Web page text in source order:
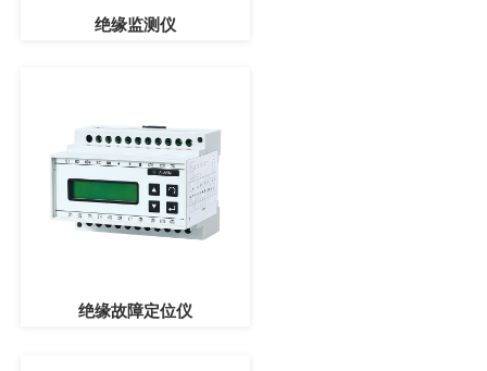
绝缘监测仪
绝缘故障定位仪